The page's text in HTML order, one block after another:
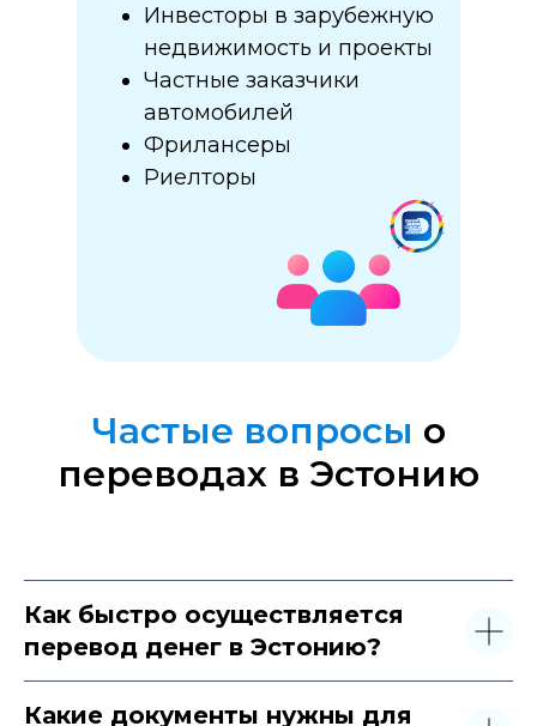
Инвесторы в зарубежную
недвижимость и проекты
Частные заказчики
автомобилей
Фрилансеры
Риелторы
Частые вопросы о
переводах в Эстонию
Как быстро осуществляется
перевод денег в Эстонию?
Какие документы нужны для